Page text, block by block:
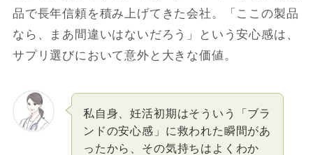
品で長年信頼を積み上げてきた会社。「ここの製品
なら、まあ間違いはないだろう」という安心感は、
サプリ選びにおいて意外と大きな価値。
私自身、妊活初期はそういう「ブラ
ンドの安心感」に救われた瞬間があ
ったから、その気持ちはよくわか